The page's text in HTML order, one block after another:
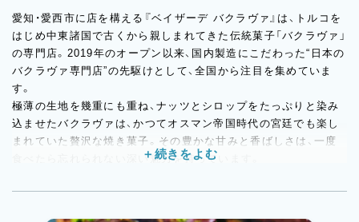
愛知・愛西市に店を構える『ベイザーデ バクラヴァ』は、トルコを
はじめ中東諸国で古くから親しまれてきた伝統菓子「バクラヴァ」
の専門店。2019年のオープン以来、国内製造にこだわった“日本の
バクラヴァ専門店”の先駆けとして、全国から注目を集めていま
す。
極薄の生地を幾重にも重ね、ナッツとシロップをたっぷりと染み
込ませたバクラヴァは、かつてオスマン帝国時代の宮廷でも楽し
まれていた贅沢な焼き菓子。その豊かな甘みと香ばしさは、一度
食べたら忘れられない深い魅力を持っています。
「シミット」や「ボレキ」、さらにはプリンやエクレアといったフラ